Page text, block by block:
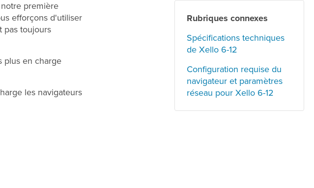
première
efforçons d'utiliser
pas toujours
plus en charge
les navigateurs
Rubriques connexes
Spécifications techniques
de Xello 6-12
Configuration requise du
navigateur et paramètres
réseau pour Xello 6-12